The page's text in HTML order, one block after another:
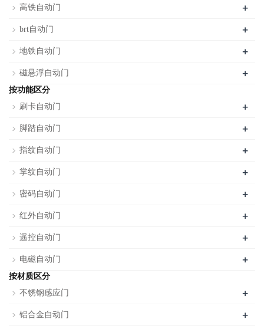
高铁自动门 +
brt自动门 +
地铁自动门 +
磁悬浮自动门 +
按功能区分
刷卡自动门
+
脚踏自动门 +
指纹自动门 +
掌纹自动门 +
密码自动门 +
红外自动门 +
遥控自动门 +
电磁自动门 +
按材质区分
不锈钢感应门
+
铝合金自动门 +